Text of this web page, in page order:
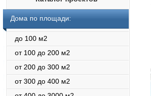
Дома по площади:
до 100 м2
от 100 до 200 м2
от 200 до 300 м2
от 300 до 400 м2